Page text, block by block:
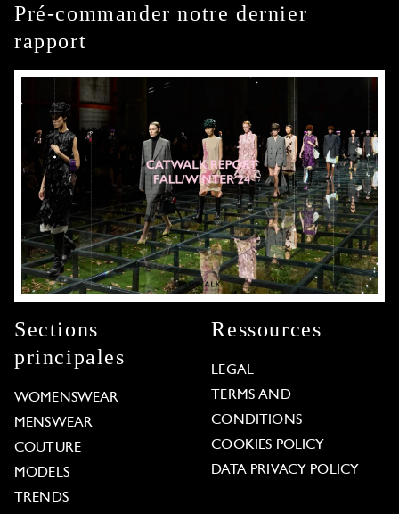
Pré-commander notre dernier
rapport
Sections
principales
WOMENSWEAR
MENSWEAR
COUTURE
MODELS
TRENDS
Ressources
LEGAL
TERMS AND
CONDITIONS
COOKIES POLICY
DATA PRIVACY POLICY